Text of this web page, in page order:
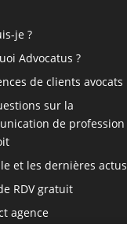
je ?
Advocatus ?
de clients avocats
sur la
de profession
et les dernières actus
RDV gratuit
agence